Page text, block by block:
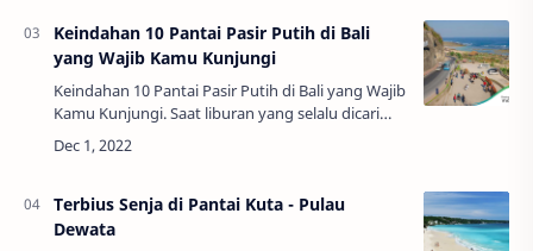
Keindahan 10 Pantai Pasir Putih di Bali
yang Wajib Kamu Kunjungi
Keindahan 10 Pantai Pasir Putih di Bali yang Wajib
Kamu Kunjungi. Saat liburan yang selalu dicari
oleh para wisatawan biasanya adalah pantai.
Apalagi bila pantainya sangat cantik, …
Terbius Senja di Pantai Kuta - Pulau
Dewata